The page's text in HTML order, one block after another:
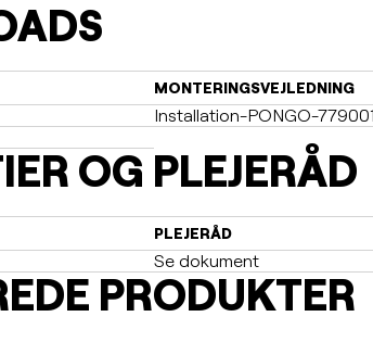
MONTERINGSVEJLEDNING
Installation-PONGO-
OG PLEJERÅD
PLEJERÅD
Se dokument
PRODUKTER